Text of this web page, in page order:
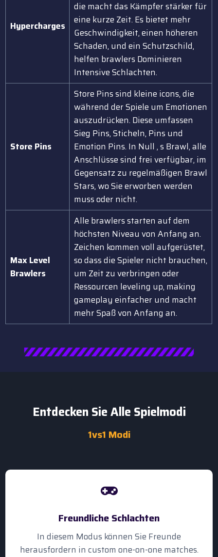
Hypercharges
die macht das Kämpfer stärker für
eine kurze Zeit. Es bietet mehr
Geschwindigkeit, einen höheren
Schaden, und ein Schutzschild,
helfen brawlers Dominieren
Intensive Schlachten.
Store Pins
Store Pins sind kleine icons, die
während der Spiele um Emotionen
auszudrücken. Diese umfassen
Sieg Pins, Sticheln, Pins und
Emotion Pins. In Null ‚ s Brawl, alle
Anschlüsse sind frei verfügbar, im
Gegensatz zu regelmäßigen Brawl
Stars, wo Sie erworben werden
muss oder nicht.
Max Level
Brawlers
Alle brawlers starten auf dem
höchsten Niveau von Anfang an.
Zeichen kommen voll aufgerüstet,
so dass die Spieler nicht brauchen,
um Zeit zu verbringen oder
Ressourcen leveling up, making
gameplay einfacher und macht
mehr Spaß von Anfang an.
Entdecken Sie Alle Spielmodi
1vs1 Modi
Freundliche Schlachten
In diesem Modus können Sie Freunde
herausfordern in custom one-on-one matches.